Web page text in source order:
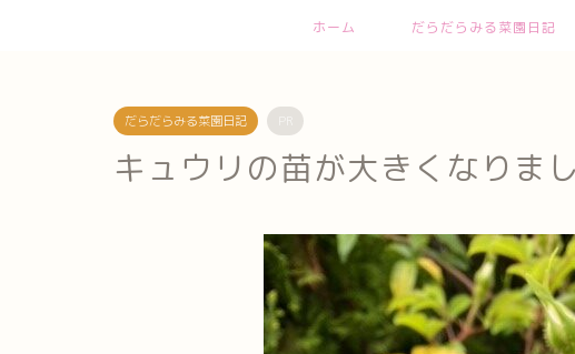
ホーム だらだらみる菜園日記
だらだらみる菜園日記
キュウリの苗が大きくなりまし